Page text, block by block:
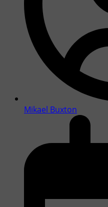
Mikael Buxton